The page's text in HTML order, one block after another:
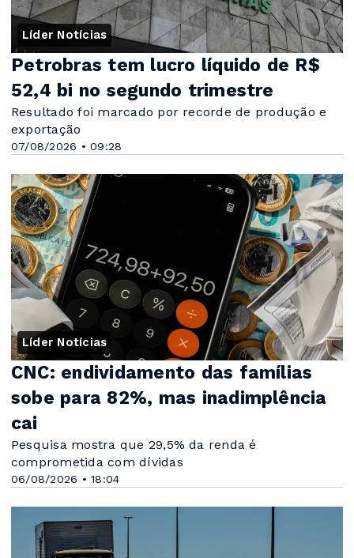
Líder Notícias
07/08/2026 • 09:28
Petrobras tem lucro líquido de R$
52,4 bi no segundo trimestre
Resultado foi marcado por recorde de produção e
exportação
Líder Notícias
06/08/2026 • 18:04
CNC: endividamento das famílias
sobe para 82%, mas inadimplência
cai
Pesquisa mostra que 29,5% da renda é
comprometida com dívidas